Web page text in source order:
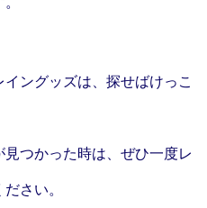
ングッズは、探せばけっこ
つかった時は、ぜひ一度レ
さい。